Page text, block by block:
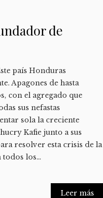
de
país Honduras
Apagones de hasta
con el agregado que
sus nefastas
sola la creciente
Kafie junto a sus
resolver esta crisis de la
todos los…
Leer más